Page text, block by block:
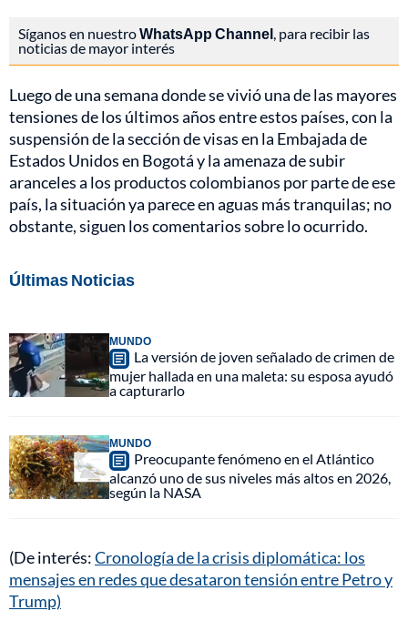
Síganos en nuestroWhatsApp Channel, para recibir las
noticias de mayor interés
Luego de una semana donde se vivió una de las mayores
tensiones de los últimos años entre estos países, con la
suspensión de la sección de visas en la Embajada de
Estados Unidos en Bogotá y la amenaza de subir
aranceles a los productos colombianos por parte de ese
país, la situación ya parece en aguas más tranquilas; no
obstante, siguen los comentarios sobre lo ocurrido.
Últimas Noticias
MUNDO
La versión de joven señalado de crimen de
mujer hallada en una maleta: su esposa ayudó
a capturarlo
MUNDO
Preocupante fenómeno en el Atlántico
alcanzó uno de sus niveles más altos en 2026,
según la NASA
(De interés:Cronología de la crisis diplomática: los
mensajes en redes que desataron tensión entre Petro y
Trump)